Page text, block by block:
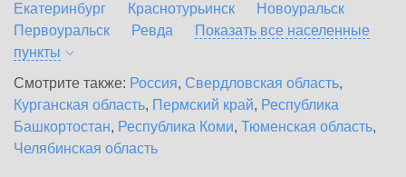
Екатеринбург
Краснотурьинск
Новоуральск
Первоуральск
Ревда
Показать все населенные
пункты
Смотрите также: Россия, Свердловская область,
Курганская область, Пермский край, Республика
Башкортостан, Республика Коми, Тюменская область,
Челябинская область